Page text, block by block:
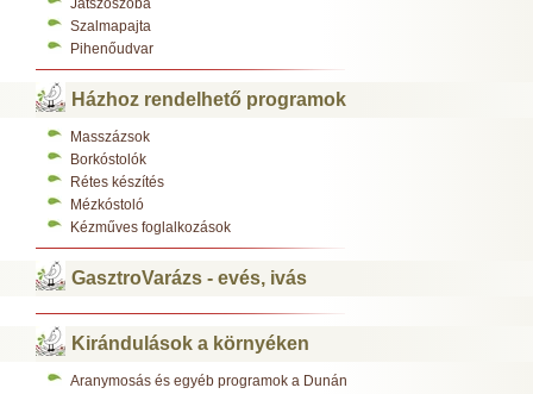
Játszószoba
Szalmapajta
Pihenőudvar
Házhoz rendelhető programok
Masszázsok
Borkóstolók
Rétes készítés
Mézkóstoló
Kézműves foglalkozások
GasztroVarázs - evés, ivás
Kirándulások a környéken
Aranymosás és egyéb programok a Dunán